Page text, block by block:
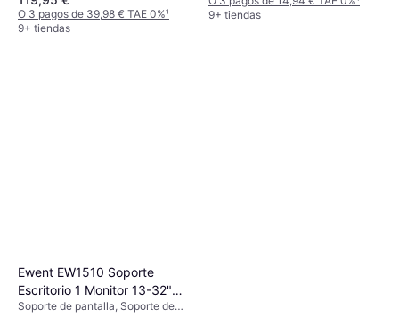
O 3 pagos de 39,98 € TAE 0%¹
9+ tiendas
9+ tiendas
Ewent EW1510 Soporte
Escritorio 1 Monitor 13-32"
Max VESA 100 x 100
Soporte de pantalla, Soporte de